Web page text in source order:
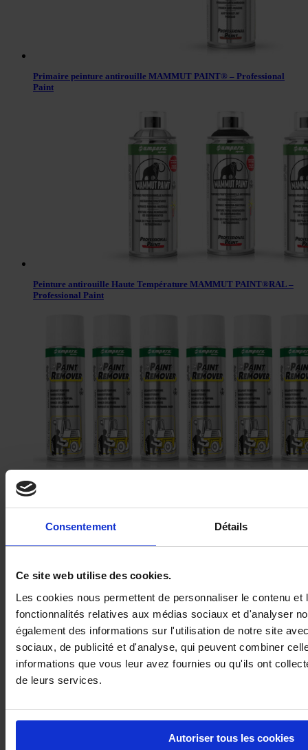
Consentement Détails
Ce site web utilise des cookies.
Les cookies nous permettent de personnaliser le contenu
fonctionnalités relatives aux médias sociaux et d'analyser
également des informations sur l'utilisation de notre site
sociaux, de publicité et d'analyse, qui peuvent combiner
informations que vous leur avez fournies ou qu'ils ont
de leurs services.
Autoriser tous les cookies
Primaire peinture antirouille MAMMUT PAINT® – Professional
Paint
Peinture antirouille Haute Température MAMMUT PAINT®RAL –
Professional Paint
Décapant peinture fort – Paint remover